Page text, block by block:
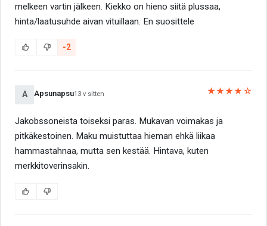
melkeen vartin jälkeen. Kiekko on hieno siitä plussaa,
hinta/laatusuhde aivan vituillaan. En suosittele
-2
A Apsunapsu13 v sitten ★★★★☆
Jakobssoneista toiseksi paras. Mukavan voimakas ja
pitkäkestoinen. Maku muistuttaa hieman ehkä liikaa
hammastahnaa, mutta sen kestää. Hintava, kuten
merkkitoverinsakin.